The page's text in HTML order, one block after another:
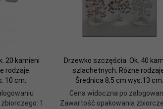
20 kamieni
rodzaje.
10 cm.
1
Drzewko szczęścia. Ok. 40
szlachetnych. Różne
Średnica 8,5 cm wys.13 cm.
Cena widoczna po
Zawartość opakowania